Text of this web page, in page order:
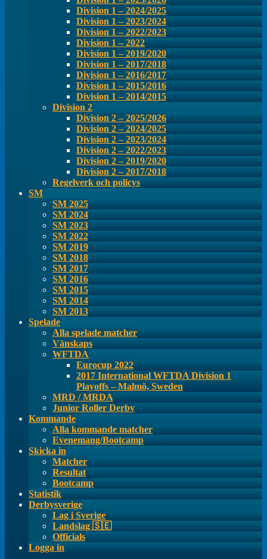
Division 1 – 2024/2025
Division 1 – 2023/2024
Division 1 – 2022/2023
Division 1 – 2022
Division 1 – 2019/2020
Division 1 – 2017/2018
Division 1 – 2016/2017
Division 1 – 2015/2016
Division 1 – 2014/2015
Division 2
Division 2 – 2025/2026
Division 2 – 2024/2025
Division 2 – 2023/2024
Division 2 – 2022/2023
Division 2 – 2019/2020
Division 2 – 2017/2018
Regelverk och policys
SM
SM 2025
SM 2024
SM 2023
SM 2022
SM 2019
SM 2018
SM 2017
SM 2016
SM 2015
SM 2014
SM 2013
Spelade
Alla spelade matcher
Vänskaps
WFTDA
Eurocup 2022
2017 International WFTDA Division 1
Playoffs – Malmö, Sweden
MRD / MRDA
Junior Roller Derby
Kommande
Alla kommande matcher
Evenemang/Bootcamp
Skicka in
Matcher
Resultat
Bootcamp
Statistik
Derbysverige
Lag i Sverige
Landslag 🇸🇪
Officials
Logga in